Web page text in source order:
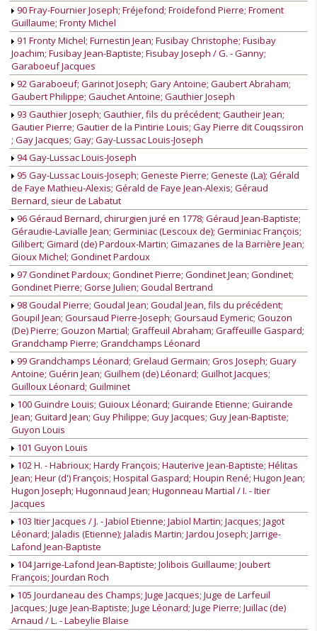
90 Fray-Fournier Joseph; Fréjefond; Froidefond Pierre; Froment
Guillaume; Fronty Michel
91 Fronty Michel; Furnestin Jean; Fusibay Christophe; Fusibay
Joachim; Fusibay Jean-Baptiste; Fisubay Joseph / G. - Ganny;
Garaboeuf Jacques
92 Garaboeuf; Garinot Joseph; Gary Antoine; Gaubert Abraham;
Gaubert Philippe; Gauchet Antoine; Gauthier Joseph
93 Gauthier Joseph; Gauthier, fils du précédent; Gautheir Jean;
Gautier Pierre; Gautier de la Pintirie Louis; Gay Pierre dit Couqssiron
; Gay Jacques; Gay; Gay-Lussac Louis-Joseph
94 Gay-Lussac Louis-Joseph
95 Gay-Lussac Louis-Joseph; Geneste Pierre; Geneste (La); Gérald
de Faye Mathieu-Alexis; Gérald de Faye Jean-Alexis; Géraud
Bernard, sieur de Labatut
96 Géraud Bernard, chirurgien juré en 1778; Géraud Jean-Baptiste;
Géraudie-Lavialle Jean; Germiniac (Lescoux de); Germiniac François;
Gilibert; Gimard (de) Pardoux-Martin; Gimazanes de la Barrière Jean;
Gioux Michel; Gondinet Pardoux
97 Gondinet Pardoux; Gondinet Pierre; Gondinet Jean; Gondinet;
Gondinet Pierre; Gorse Julien; Goudal Bertrand
98 Goudal Pierre; Goudal Jean; Goudal Jean, fils du précédent;
Goupil Jean; Goursaud Pierre-Joseph; Goursaud Eymeric; Gouzon
(De) Pierre; Gouzon Martial; Graffeuil Abraham; Graffeuille Gaspard;
Grandchamp Pierre; Grandchamps Léonard
99 Grandchamps Léonard; Grelaud Germain; Gros Joseph; Guary
Antoine; Guérin Jean; Guilhem (de) Léonard; Guilhot Jacques;
Guilloux Léonard; Guilminet
100 Guindre Louis; Guioux Léonard; Guirande Etienne; Guirande
Jean; Guitard Jean; Guy Philippe; Guy Jacques; Guy Jean-Baptiste;
Guyon Louis
101 Guyon Louis
102 H. - Habrioux; Hardy François; Hauterive Jean-Baptiste; Hélitas
Jean; Heur (d') François; Hospital Gaspard; Houpin René; Hugon Jean;
Hugon Joseph; Hugonnaud Jean; Hugonneau Martial / I. - Itier
Jacques
103 Itier Jacques / J. - Jabiol Etienne; Jabiol Martin; Jacques; Jagot
Léonard; Jaladis (Etienne); Jaladis Martin; Jardou Joseph; Jarrige-
Lafond Jean-Baptiste
104 Jarrige-Lafond Jean-Baptiste; Jolibois Guillaume; Joubert
François; Jourdan Roch
105 Jourdaneau des Champs; Juge Jacques; Juge de Larfeuil
Jacques; Juge Jean-Baptiste; Juge Léonard; Juge Pierre; Juillac (de)
Arnaud / L. - Labeylie Blaise